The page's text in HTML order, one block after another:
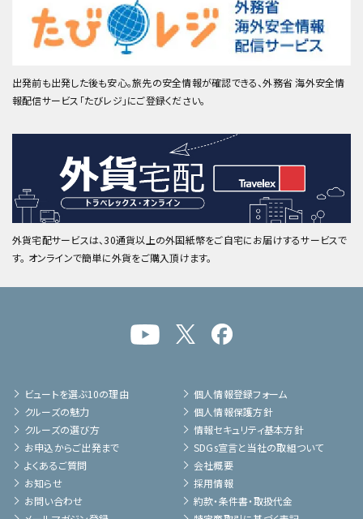
出発前も出発した後も安心。旅先の安全情報が確認できる、外務省 海外安全情
報配信サービス「たびレジ」にご登録ください。
外貨宅配サービスは、30通貨以上の外国紙幣をご自宅にお届けするサービスで
す。 オンラインで簡単に外貨をご購入頂けます。
ビュートを選ぶ10の理由
クルーズの魅力
クルーズの選び方
お申込からご出発まで
よくあるご質問
お知らせ
お問い合わせ
個人情報登録フォーム
個人情報保護方針
情報セキュリティ基本方針
SDGs宣言と当社の取組ついて
会社概要
採用情報
約款・条件書・取扱代金